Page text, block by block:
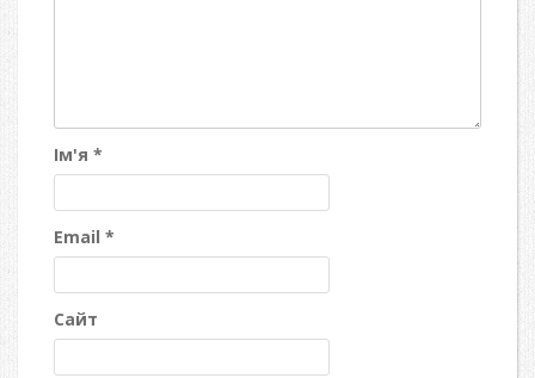
Ім'я *
Email *
Сайт